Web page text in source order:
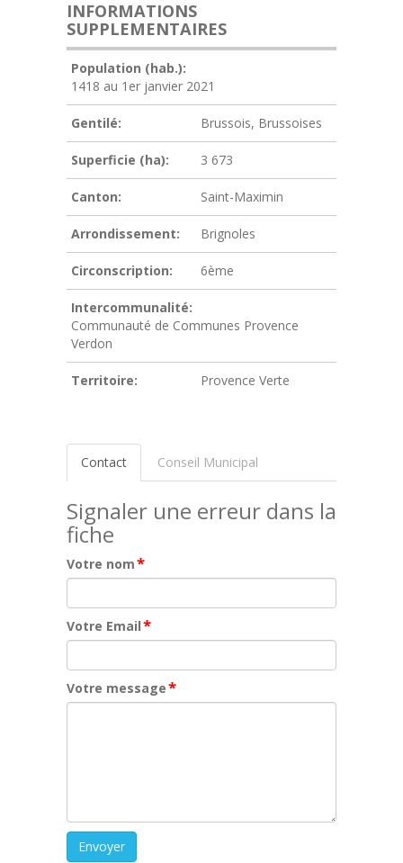
INFORMATIONS
SUPPLEMENTAIRES
Population (hab.):
1418 au 1er janvier 2021
Gentilé: Brussois, Brussoises
Superficie (ha): 3 673
Canton: Saint-Maximin
Arrondissement: Brignoles
Circonscription: 6ème
Intercommunalité:
Communauté de Communes Provence
Verdon
Territoire: Provence Verte
Contact Conseil Municipal
Signaler une erreur dans la
fiche
Votre nom*
Votre Email*
Votre message*